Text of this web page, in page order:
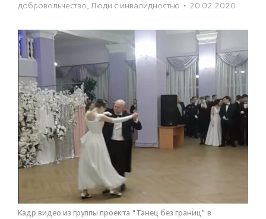
доброволь­чест­во, Люди с инвалидностью · 20.02.2020
Кадр видео из группы проекта "Танец без границ" в